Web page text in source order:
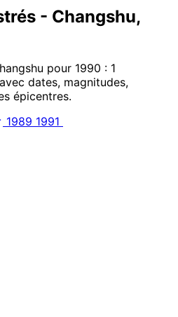
- Changshu,
pour 1990 : 1
dates, magnitudes,
épicentres.
1989 1991